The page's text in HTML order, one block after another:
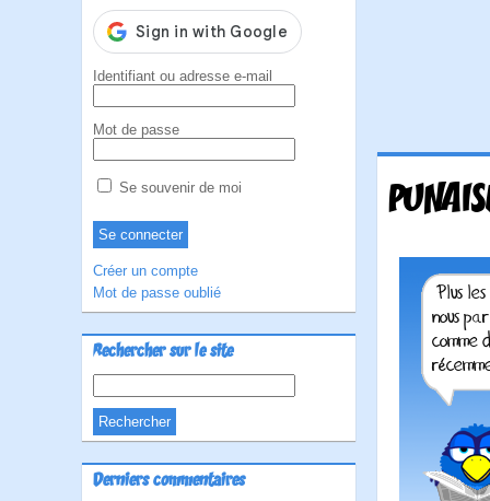
Identifiant ou adresse e-mail
Mot de passe
Se souvenir de moi
Créer un compte
Mot de passe oublié
Rechercher sur le site
Derniers commentaires